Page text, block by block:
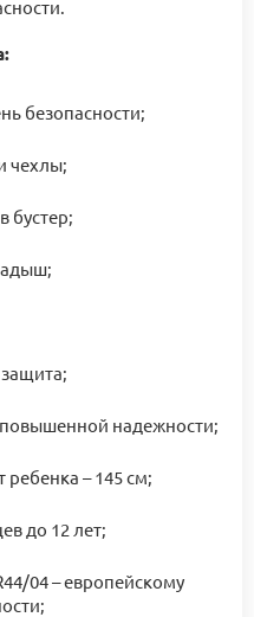
безопасности;
чехлы;
бустер;
повышенной надежности;
– 145 см;
до 12 лет;
04 – европейскому